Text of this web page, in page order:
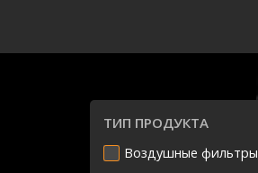
ТИП ПРОДУКТА
Воздушные фильтры